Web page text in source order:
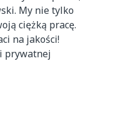
My nie tylko
ciężką pracę.
na jakości!
prywatnej